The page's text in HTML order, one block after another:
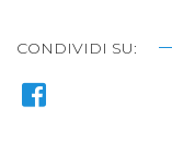
CONDIVIDI SU: